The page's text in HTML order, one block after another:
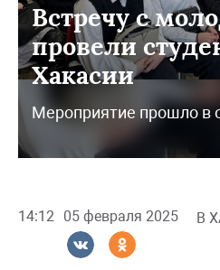
Встречу с
провели
Хакасии
Мероприятие прошло в
14:12 05 февраля 2025 В